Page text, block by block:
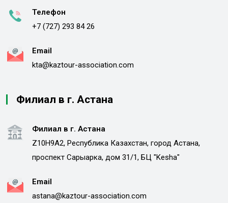
Телефон
+7 (727) 293 84 26
Email
kta@kaztour-association.com
Филиал в г. Астана
Филиал в г. Астана
Z10H9A2, Республика Казахстан, город Астана,
проспект Сарыарка, дом 31/1, БЦ "Kesha"
Email
astana@kaztour-association.com